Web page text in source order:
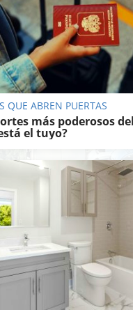
varios puntos de la
al paso por
accidente entre dos
en la AP-4 en sentido Sevilla.
QUE ABREN PUERTAS
más poderosos del
el tuyo?